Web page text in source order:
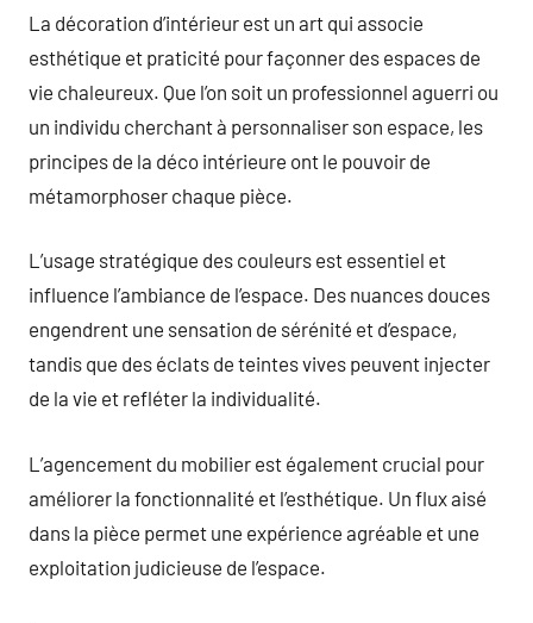
La décoration d’intérieur est un art qui associe
esthétique et praticité pour façonner des espaces de
vie chaleureux. Que l’on soit un professionnel aguerri ou
un individu cherchant à personnaliser son espace, les
principes de la déco intérieure ont le pouvoir de
métamorphoser chaque pièce.
L’usage stratégique des couleurs est essentiel et
influence l’ambiance de l’espace. Des nuances douces
engendrent une sensation de sérénité et d’espace,
tandis que des éclats de teintes vives peuvent injecter
de la vie et refléter la individualité.
L’agencement du mobilier est également crucial pour
améliorer la fonctionnalité et l’esthétique. Un flux aisé
dans la pièce permet une expérience agréable et une
exploitation judicieuse de l’espace.